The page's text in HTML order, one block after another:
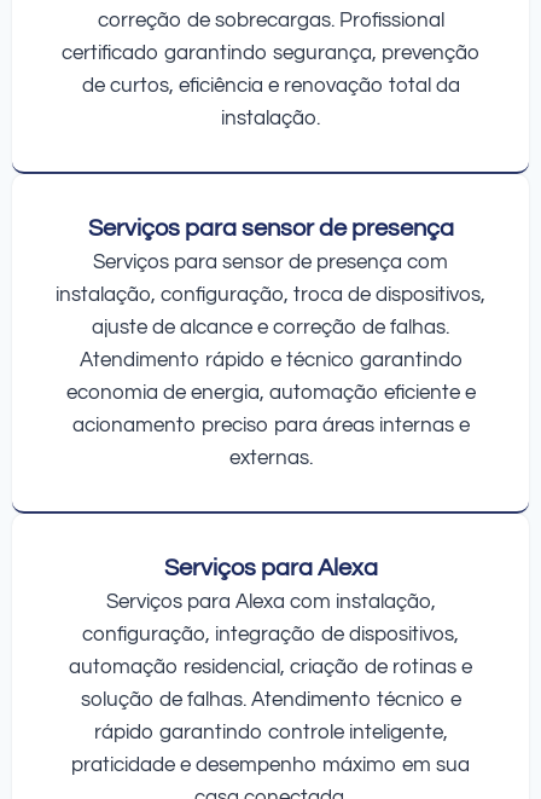
correção de sobrecargas. Profissional
certificado garantindo segurança, prevenção
de curtos, eficiência e renovação total da
instalação.
Serviços para sensor de presença
Serviços para sensor de presença com
instalação, configuração, troca de dispositivos,
ajuste de alcance e correção de falhas.
Atendimento rápido e técnico garantindo
economia de energia, automação eficiente e
acionamento preciso para áreas internas e
externas.
Serviços para Alexa
Serviços para Alexa com instalação,
configuração, integração de dispositivos,
automação residencial, criação de rotinas e
solução de falhas. Atendimento técnico e
rápido garantindo controle inteligente,
praticidade e desempenho máximo em sua